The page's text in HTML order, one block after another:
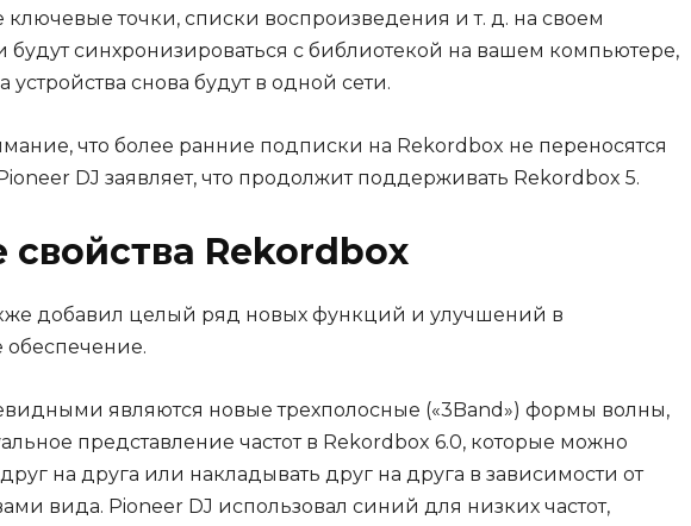
ключевые точки, списки воспроизведения и т. д. на своем
будут синхронизироваться с библиотекой на вашем компьютере,
устройства снова будут в одной сети.
что более ранние подписки на Rekordbox не переносятся
DJ заявляет, что продолжит поддерживать Rekordbox 5.
свойства Rekordbox
добавил целый ряд новых функций и улучшений в
являются новые трехполосные («3Band») формы волны,
представление частот в Rekordbox 6.0, которые можно
на друга или накладывать друг на друга в зависимости от
вида. Pioneer DJ использовал синий для низких частот,